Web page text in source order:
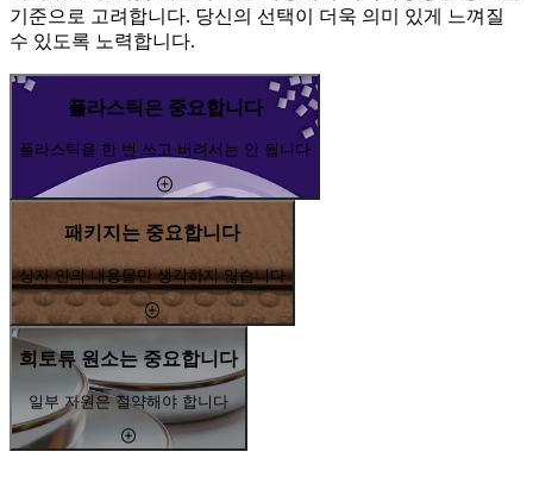
기준으로 고려합니다. 당신의 선택이 더욱 의미 있게 느껴질
수 있도록 노력합니다.
플라스틱은 중요합니다
플라스틱을 한 번 쓰고 버려서는 안 됩니다
패키지는 중요합니다
상자 안의 내용물만 생각하지 않습니다
희토류 원소는 중요합니다
일부 자원은 절약해야 합니다